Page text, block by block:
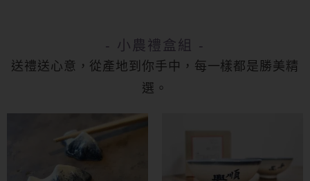
- 小農禮盒組 -
送禮送心意，從產地到你手中，每一樣都是勝美精
選。